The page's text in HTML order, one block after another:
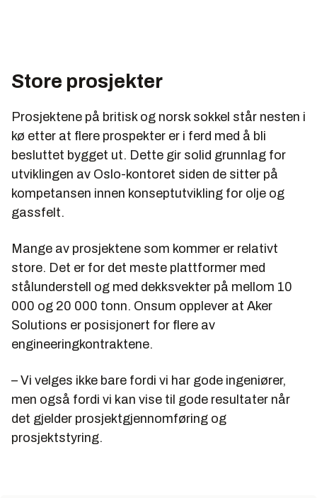
Store prosjekter
Prosjektene på britisk og norsk sokkel står nesten i
kø etter at flere prospekter er i ferd med å bli
besluttet bygget ut. Dette gir solid grunnlag for
utviklingen av Oslo-kontoret siden de sitter på
kompetansen innen konseptutvikling for olje og
gassfelt.
Mange av prosjektene som kommer er relativt
store. Det er for det meste plattformer med
stålunderstell og med dekksvekter på mellom 10
000 og 20 000 tonn. Onsum opplever at Aker
Solutions er posisjonert for flere av
engineeringkontraktene.
– Vi velges ikke bare fordi vi har gode ingeniører,
men også fordi vi kan vise til gode resultater når
det gjelder prosjektgjennomføring og
prosjektstyring.